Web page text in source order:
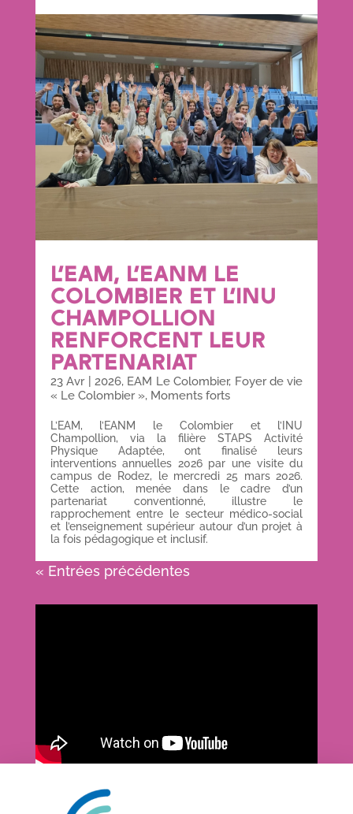
L’EAM, L’EANM LE
COLOMBIER ET L’INU
CHAMPOLLION
RENFORCENT LEUR
PARTENARIAT
23 Avr| 2026, EAM Le Colombier, Foyer de vie
« Le Colombier », Moments forts
L’EAM, l’EANM le Colombier et l’INU
Champollion, via la filière STAPS Activité
Physique Adaptée, ont finalisé leurs
interventions annuelles 2026 par une visite du
campus de Rodez, le mercredi 25 mars 2026.
Cette action, menée dans le cadre d’un
partenariat conventionné, illustre le
rapprochement entre le secteur médico-social
et l’enseignement supérieur autour d’un projet à
la fois pédagogique et inclusif.
« Entrées précédentes